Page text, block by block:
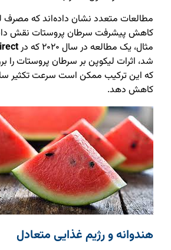
مطالعات متعدد نشان داده‌اند که مصرف
کاهش پیشرفت سرطان پروستات نقش
مثال، یک مطالعه در سال ۲۰۲۰ که در
شد، اثرات لیکوپن بر سرطان پروستات را
که این ترکیب ممکن است سرعت تکثیر
کاهش دهد.
هندوانه و رژیم غذایی متعادل